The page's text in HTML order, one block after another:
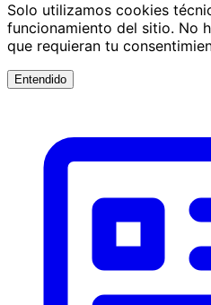
Solo utilizamos cookies
funcionamiento del sitio. No
que requieran tu
Entendido